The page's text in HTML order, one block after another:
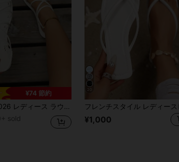
¥74 節約
ーズドトゥ 細いストラップ メタルバックル バックストラップ フラットサンダル、ミニマリストカジュアルスタイル
sold
20
¥1,000